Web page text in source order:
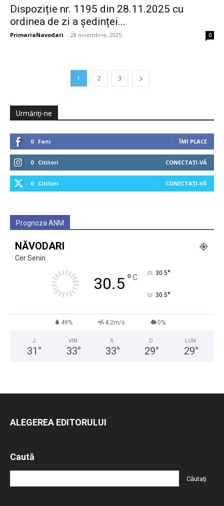
Dispoziție nr. 1195 din 28.11.2025 cu
ordinea de zi a ședinței...
PrimariaNavodari - 28 noiembrie, 2025 0
1 2 3
Urmăriți-ne
0 Fani ÎMI PLACE
0 Cititori CONECTAȚI-VĂ
0 Cititori CONECTAȚI-VĂ
Prognoza ANM
NĂVODARI
Cer Senin
30.5°C 30.5°
30.5°
49% 4.2m/s 0%
J
31 °
VIN
33°
S
33°
D
29°
LUN
29°
ALEGEREA EDITORULUI
Caută